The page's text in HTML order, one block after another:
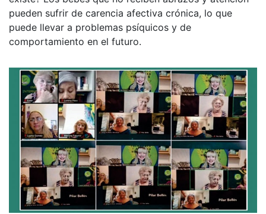
pueden sufrir de carencia afectiva crónica, lo que
puede llevar a problemas psíquicos y de
comportamiento en el futuro.